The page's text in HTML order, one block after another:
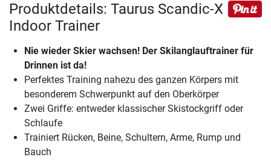
Produktdetails: Taurus Scandic-X
Indoor Trainer
Nie wieder Skier wachsen! Der Skilanglauftrainer für
Drinnen ist da!
Perfektes Training nahezu des ganzen Körpers mit
besonderem Schwerpunkt auf den Oberkörper
Zwei Griffe: entweder klassischer Skistockgriff oder
Schlaufe
Trainiert Rücken, Beine, Schultern, Arme, Rump und
Bauch